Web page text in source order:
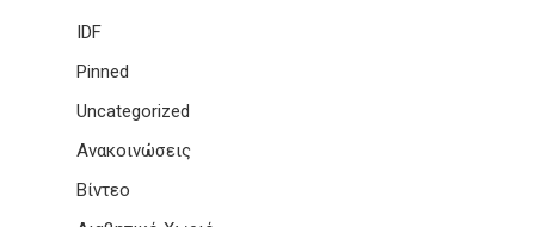
IDF
Pinned
Uncategorized
Ανακοινώσεις
Βίντεο